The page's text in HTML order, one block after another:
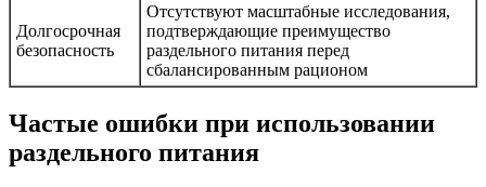
Долгосрочная
безопасность
Отсутствуют масштабные исследования,
подтверждающие преимущество
раздельного питания перед
сбалансированным рационом
Частые ошибки при использовании
раздельного питания